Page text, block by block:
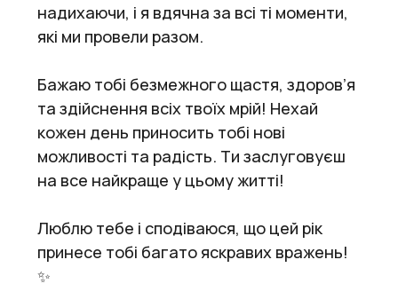
надихаючи, і я вдячна за всі ті моменти,
які ми провели разом.
Бажаю тобі безмежного щастя, здоров’я
та здійснення всіх твоїх мрій! Нехай
кожен день приносить тобі нові
можливості та радість. Ти заслуговуєш
на все найкраще у цьому житті!
Люблю тебе і сподіваюся, що цей рік
принесе тобі багато яскравих вражень!
✨